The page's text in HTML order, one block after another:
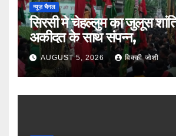
न्यूज़ चैनल
सिरसी मे चेहल्लुम का जुलूस
अकीदत के साथ संपन्न,
AUGUST 5, 2026 विक्की जोशी